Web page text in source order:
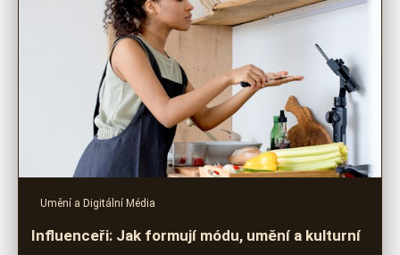
Umění a Digitální Média
Influenceři: Jak formují módu, umění a kulturní